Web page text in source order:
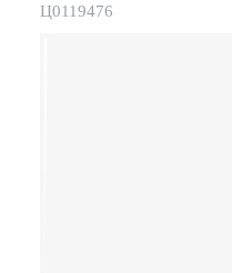
Ц0119476